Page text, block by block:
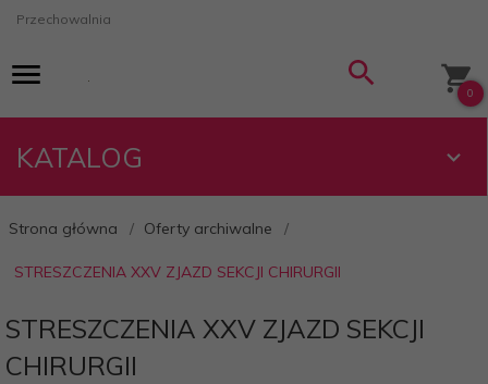
Przechowalnia
0
KATALOG
Strona główna Oferty archiwalne
STRESZCZENIA XXV ZJAZD SEKCJI CHIRURGII
STRESZCZENIA XXV ZJAZD SEKCJI
CHIRURGII